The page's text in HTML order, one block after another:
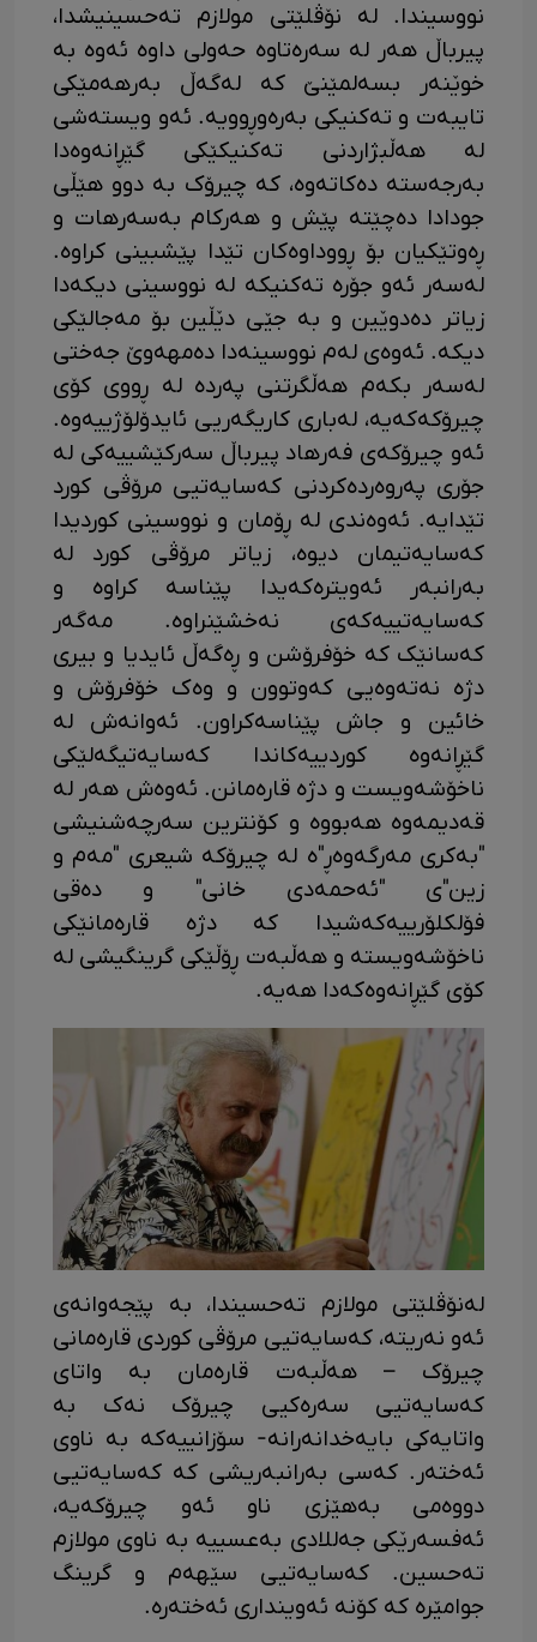
نووسیندا. لە نۆڤلێتی مولازم تەحسینیشدا،
پیرباڵ هەر لە سەرەتاوە حەولی داوە ئەوە بە
خوێنەر بسەلمێنێ کە لەگەڵ بەرهەمێکی
تایبەت و تەکنیکی بەرەوڕوویە. ئەو ویستەشی
لە هەڵبژاردنی تەکنیکێکی گێڕانەوەدا
بەرجەستە دەکاتەوە، کە چیرۆک بە دوو هێڵی
جودادا دەچێتە پێش و هەرکام بەسەرهات و
ڕەوتێکیان بۆ ڕووداوەکان تێدا پێشبینی کراوە.
لەسەر ئەو جۆرە تەکنیکە لە نووسینی دیکەدا
زیاتر دەدوێین و بە جێی دێڵین بۆ مەجالێکی
دیکە. ئەوەی لەم نووسینەدا دەمهەوێ جەختی
لەسەر بکەم هەڵگرتنی پەردە لە ڕووی کۆی
چیرۆکەکەیە، لەباری کاریگەریی ئایدۆلۆژییەوە.
ئەو چیرۆکەی فەرهاد پیرباڵ سەرکێشییەکی لە
جۆری پەروەردەکردنی کەسایەتیی مرۆڤی کورد
تێدایە. ئەوەندی لە ڕۆمان و نووسینی کوردیدا
کەسایەتیمان دیوە، زیاتر مرۆڤی کورد لە
بەرانبەر ئەویترەکەیدا پێناسە کراوە و
کەسایەتییەکەی نەخشێنراوە. مەگەر
کەسانێک کە خۆفرۆشن و ڕەگەڵ ئایدیا و بیری
دژە نەتەوەیی کەوتوون و وەک خۆفرۆش و
خائین و جاش پێناسەکراون. ئەوانەش لە
گێڕانەوە کوردییەکاندا کەسایەتیگەلێکی
ناخۆشەویست و دژە قارەمانن. ئەوەش هەر لە
قەدیمەوە هەبووە و کۆنترین سەرچەشنیشی
"بەکری مەرگەوەڕ"ە لە چیرۆکە شیعری "مەم و
زین"ی "ئەحمەدی خانی" و دەقی
فۆلکلۆرییەکەشیدا کە دژە قارەمانێکی
ناخۆشەویستە و هەڵبەت ڕۆڵێکی گرینگیشی لە
کۆی گێڕانەوەکەدا هەیە.
لەنۆڤلێتی مولازم تەحسیندا، بە پێجەوانەی
ئەو نەریتە، کەسایەتیی مرۆڤی کوردی قارەمانی
چیرۆک – هەڵبەت قارەمان بە واتای
کەسایەتیی سەرەکیی چیرۆک نەک بە
واتایەکی بایەخدانەرانە- سۆزانییەکە بە ناوی
ئەختەر. کەسی بەرانبەریشی کە کەسایەتیی
دووەمی بەهێزی ناو ئەو چیرۆکەیە،
ئەفسەرێکی جەللادی بەعسییە بە ناوی مولازم
تەحسین. کەسایەتیی سێهەم و گرینگ
جوامێرە کە کۆنە ئەوینداری ئەختەرە.